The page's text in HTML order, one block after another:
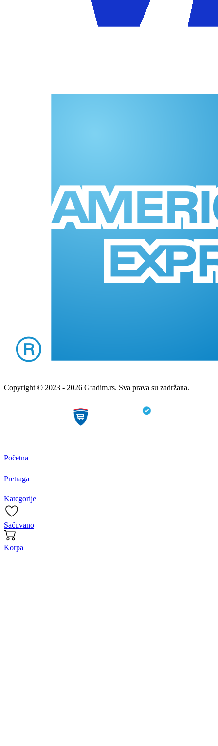
Copyright © 2023 - 2026 Gradim.rs. Sva prava su zadržana.
Početna
Pretraga
Kategorije
Sačuvano
Korpa